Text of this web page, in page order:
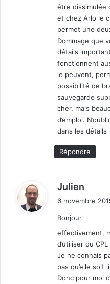
être dissimulée
et chez Arlo le
permet une
Dommage que
détails
fonctionnent
le peuvent,
possibilité de
sauvegarde
cher, mais
d’emploi.
dans les détails
Répondre
Julien
:
6 novembre
Bonjour
effectivement,
d’utiliser du
Je ne connais
pas qu’elle soit
Donc pour moi